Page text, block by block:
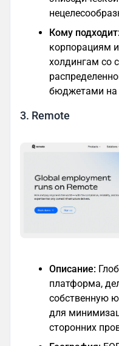
Кому подходит:
корпорациям
холдингам со
бюджетами на
3. Remote
Описание:
платформа,
собственную
для
сторонних